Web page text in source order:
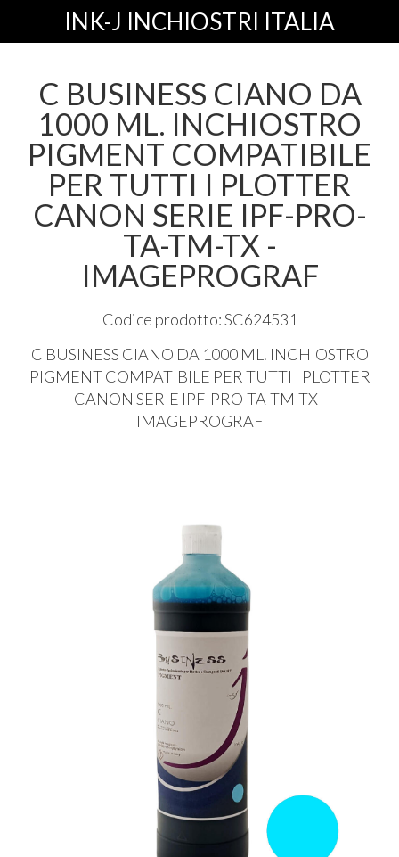
INK-J INCHIOSTRI ITALIA
C BUSINESS CIANO DA
1000 ML. INCHIOSTRO
PIGMENT COMPATIBILE
PER TUTTI I PLOTTER
CANON SERIE IPF-PRO-
TA-TM-TX -
IMAGEPROGRAF
Codice prodotto: SC624531
C BUSINESS CIANO DA 1000 ML. INCHIOSTRO
PIGMENT COMPATIBILE PER TUTTI I PLOTTER
CANON SERIE IPF-PRO-TA-TM-TX -
IMAGEPROGRAF